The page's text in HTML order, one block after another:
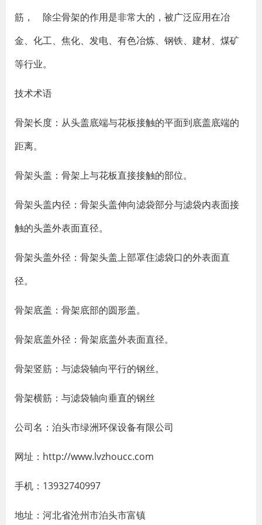
筋， 除尘骨架的作用是非常大的，被广泛应用在冶
金、化工、焦化、发电、有色冶炼、钢铁、建材、煤矿
等行业。
技术术语
骨架长度：从头盖底端与花板接触的平面到底盖底端的
距离。
骨架头盖：骨架上与花板直接接触的部位。
骨架头盖内径：骨架头盖伸向滤袋部分与滤袋内表面接
触的头盖外表面直径。
骨架头盖外径：骨架头盖上部罩住滤袋口的外表面直
径。
骨架底盖：骨架底部的圆形盖。
骨架底盖外径：骨架底盖外表面直径。
骨架竖筋：与滤袋轴向平行的钢丝。
骨架横筋：与滤袋轴向垂直的钢丝
公司名：泊头市绿洲环保设备有限公司
网址：http://www.lvzhoucc.com
手机：13932740997
地址：河北省沧州市泊头市富镇